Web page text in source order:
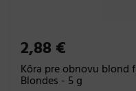
2,88 €
Kôra pre obnovu blond
Blondes - 5 g